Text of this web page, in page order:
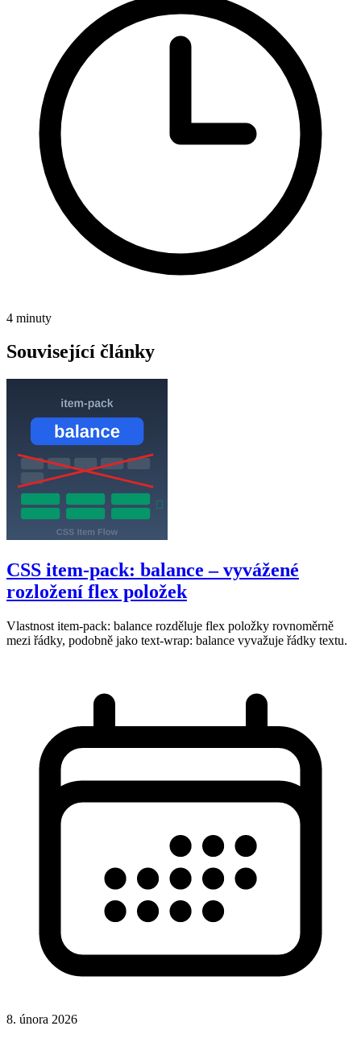
4 minuty
Související články
CSS item-pack: balance – vyvážené
rozložení flex položek
Vlastnost item-pack: balance rozděluje flex položky rovnoměrně
mezi řádky, podobně jako text-wrap: balance vyvažuje řádky textu.
8. února 2026